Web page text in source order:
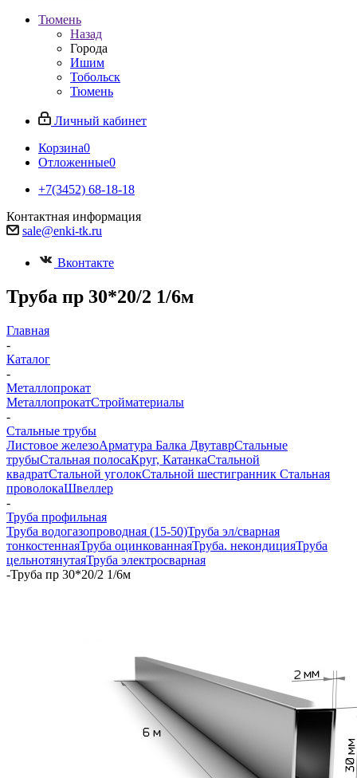
Тюмень
Назад
Города
Ишим
Тобольск
Тюмень
Личный кабинет
Корзина0
Отложенные0
+7(3452) 68-18-18
Контактная информация
sale@enki-tk.ru
Вконтакте
Труба пр 30*20/2 1/6м
Главная
-
Каталог
-
Металлопрокат
МеталлопрокатСтройматериалы
-
Стальные трубы
Листовое железоАрматура Балка ДвутаврСтальные
трубыСтальная полосаКруг, КатанкаСтальной
квадратСтальной уголокСтальной шестигранник Стальная
проволокаШвеллер
-
Труба профильная
Труба водогазопроводная (15-50)Труба эл/сварная
тонкостеннаяТруба оцинкованнаяТруба. некондицияТруба
цельнотянутаяТруба электросварная
-Труба пр 30*20/2 1/6м